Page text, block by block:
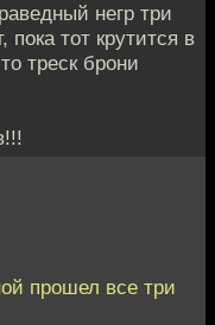
негр три
пока тот крутится в
треск брони
прошел все три